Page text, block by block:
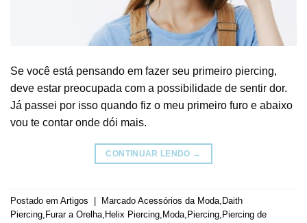
Se você está pensando em fazer seu primeiro piercing,
deve estar preocupada com a possibilidade de sentir dor.
Já passei por isso quando fiz o meu primeiro furo e abaixo
vou te contar onde dói mais.
CONTINUAR LENDO →
Postado em Artigos | Marcado Acessórios da Moda Daith
Piercing Furar a Orelha Helix Piercing Moda Piercing Piercing de